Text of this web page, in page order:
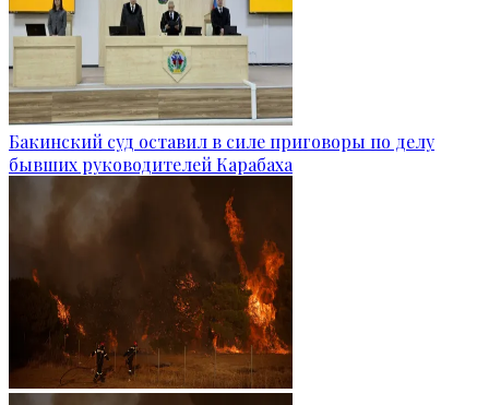
Бакинский суд оставил в силе приговоры по делу
бывших руководителей Карабаха